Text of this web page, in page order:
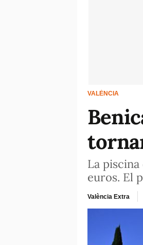
VALÈNCIA
La
euros. El
València Extra